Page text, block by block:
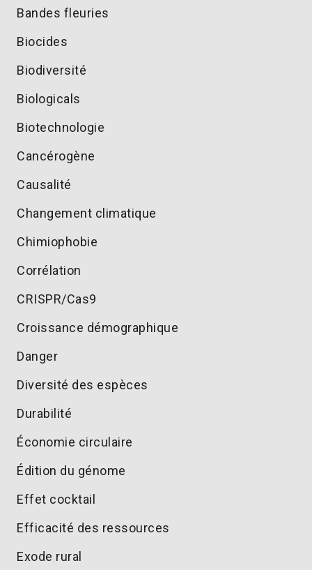
Bandes fleuries
Biocides
Biodiversité
Biologicals
Biotechnologie
Cancérogène
Causalité
Changement climatique
Chimiophobie
Corrélation
CRISPR/Cas9
Croissance démographique
Danger
Diversité des espèces
Durabilité
Économie circulaire
Édition du génome
Effet cocktail
Efficacité des ressources
Exode rural